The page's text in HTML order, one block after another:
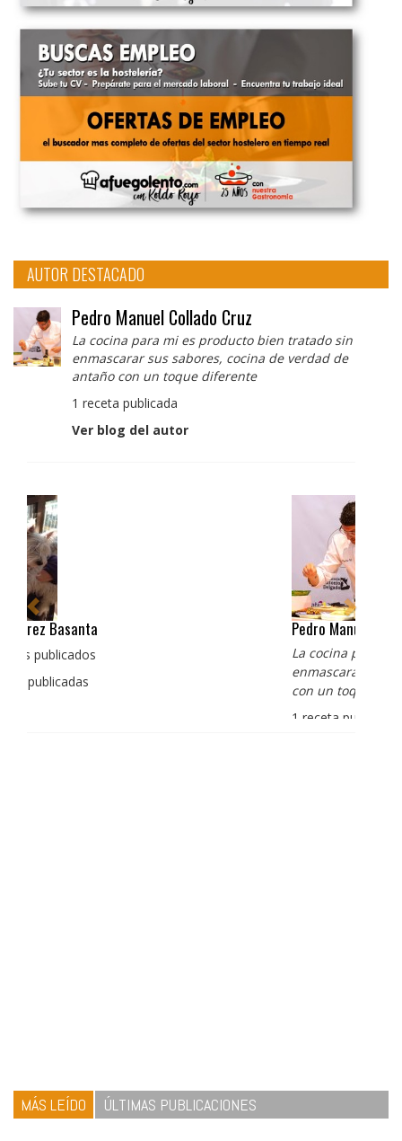
AUTOR DESTACADO
Pedro Manuel Collado Cruz
La cocina para mi es producto bien tratado sin
enmascarar sus sabores, cocina de verdad de
antaño con un toque diferente
1 receta publicada
Ver blog del autor
Pedro Manuel Collado Cruz
La cocina para mi es producto bien tratado sin
enmascarar sus sabores, cocina de verdad de antaño
con un toque diferente
MÁS LEÍDO ÚLTIMAS PUBLICACIONES